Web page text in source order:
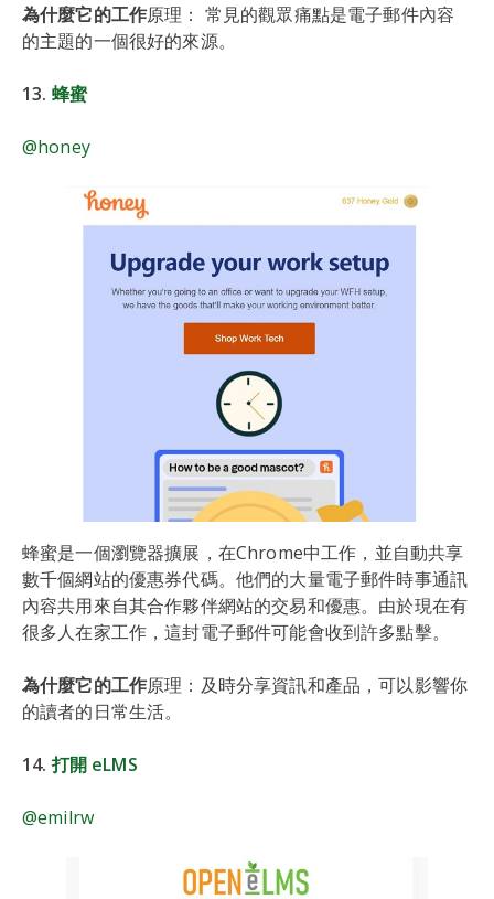
為什麼它的工作原理： 常見的觀眾痛點是電子郵件內容
的主題的一個很好的來源。
13. 蜂蜜
@honey
蜂蜜是一個瀏覽器擴展，在Chrome中工作，並自動共享
數千個網站的優惠券代碼。他們的大量電子郵件時事通訊
內容共用來自其合作夥伴網站的交易和優惠。由於現在有
很多人在家工作，這封電子郵件可能會收到許多點擊。
為什麼它的工作原理：及時分享資訊和產品，可以影響你
的讀者的日常生活。
14.打開 eLMS
@emilrw